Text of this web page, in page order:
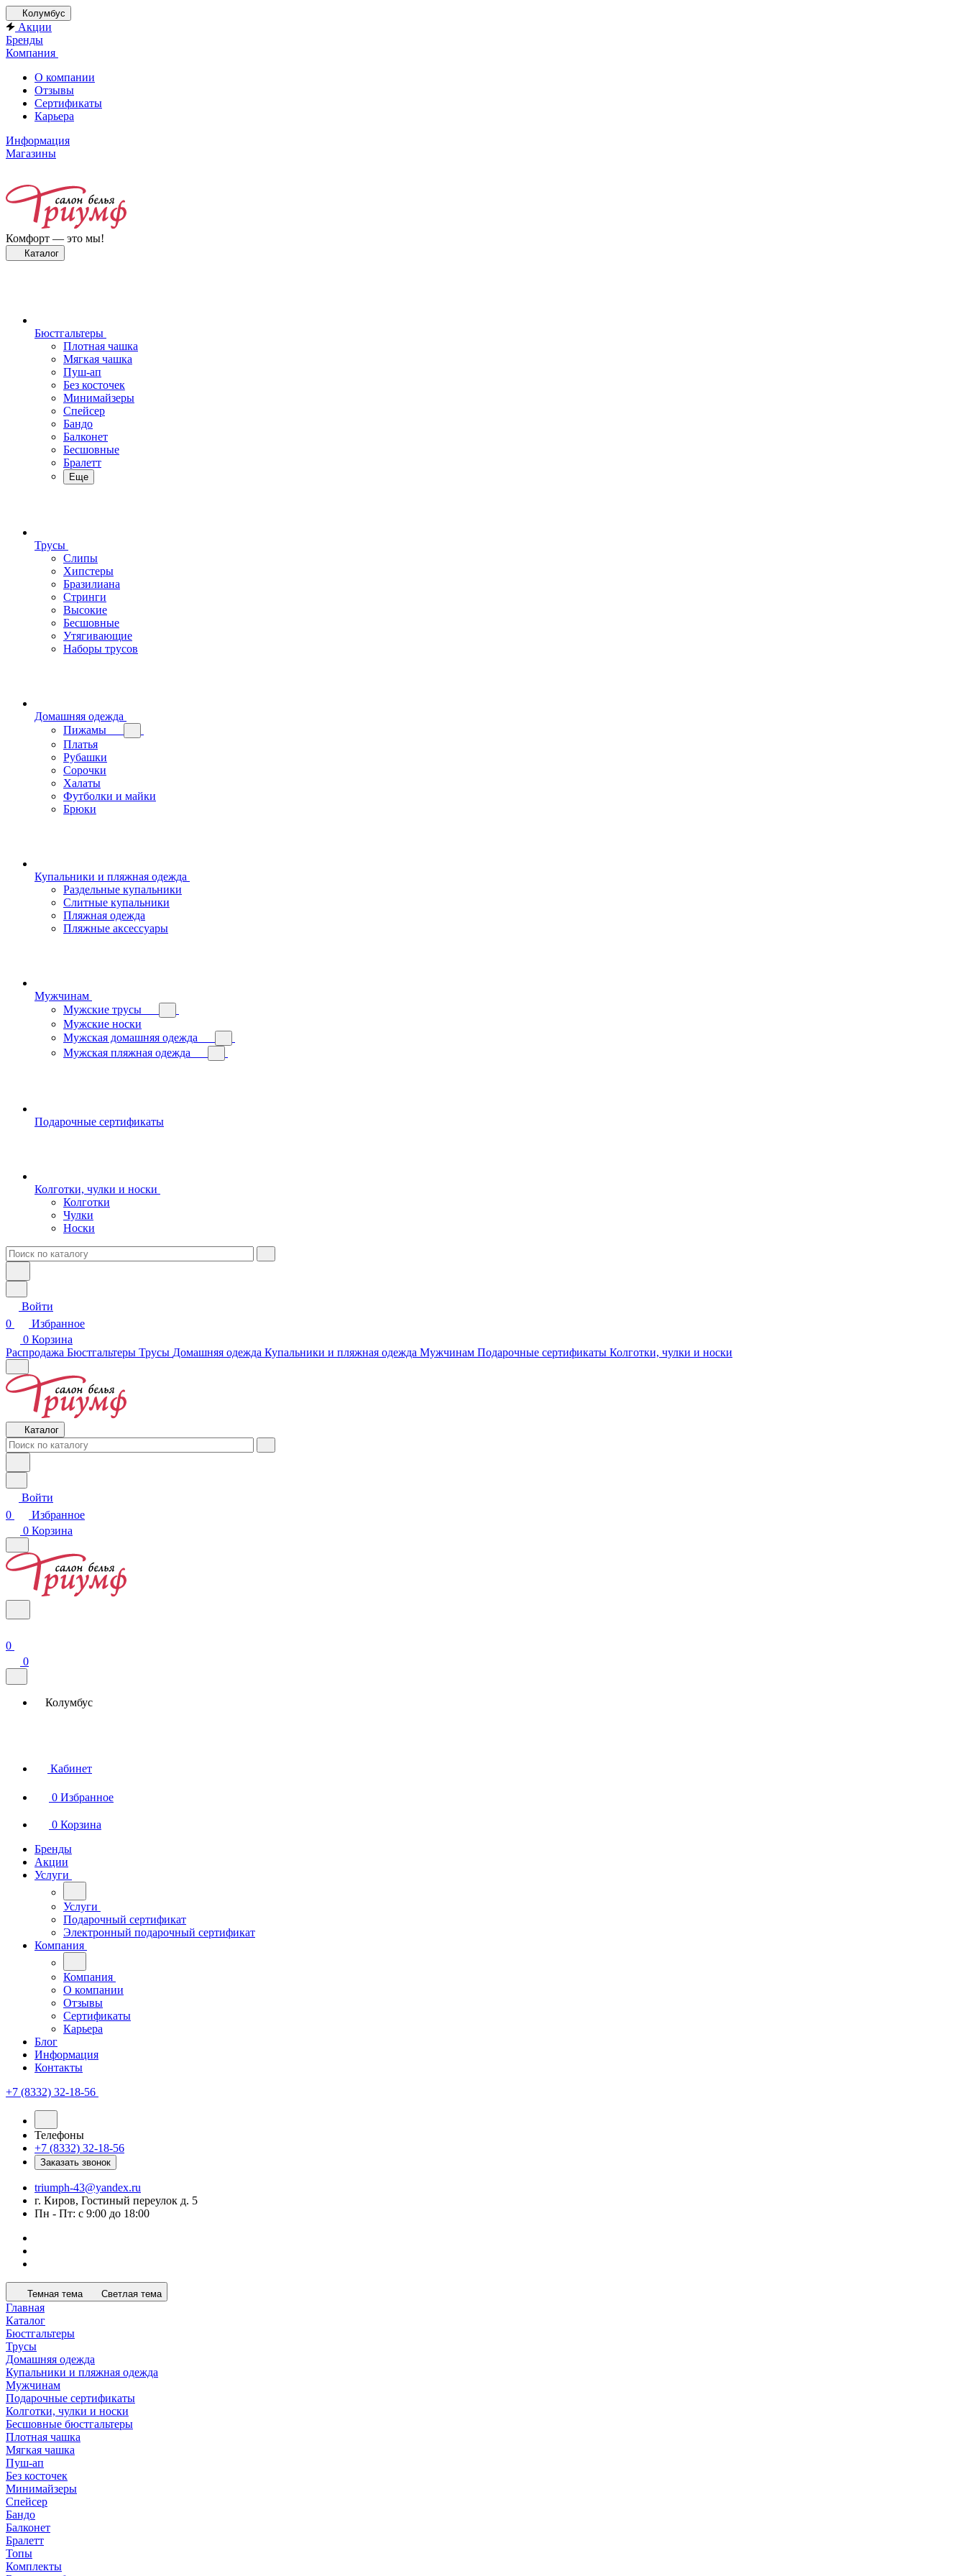
Колумбус
Акции
Бренды
Компания
О компании
Отзывы
Сертификаты
Карьера
Информация
Магазины
Комфорт — это мы!
Каталог
Бюстгальтеры
Плотная чашка
Мягкая чашка
Пуш-ап
Без косточек
Минимайзеры
Спейсер
Бандо
Балконет
Бесшовные
Бралетт
Еще
Трусы
Слипы
Хипстеры
Бразилиана
Стринги
Высокие
Бесшовные
Утягивающие
Наборы трусов
Домашняя одежда
Пижамы
Платья
Рубашки
Сорочки
Халаты
Футболки и майки
Брюки
Купальники и пляжная одежда
Раздельные купальники
Слитные купальники
Пляжная одежда
Пляжные аксессуары
Мужчинам
Мужские трусы
Мужские носки
Мужская домашняя одежда
Мужская пляжная одежда
Подарочные сертификаты
Колготки, чулки и носки
Колготки
Чулки
Носки
Войти
0
Избранное
0 Корзина
Распродажа Бюстгальтеры Трусы Домашняя одежда Купальники и пляжная одежда Мужчинам Подарочные сертификаты Колготки, чулки и носки
Каталог
Войти
0
Избранное
0 Корзина
0
0
Колумбус
Кабинет
0 Избранное
0 Корзина
Бренды
Акции
Услуги
Услуги
Подарочный сертификат
Электронный подарочный сертификат
Компания
Компания
О компании
Отзывы
Сертификаты
Карьера
Блог
Информация
Контакты
+7 (8332) 32-18-56
Телефоны
+7 (8332) 32-18-56
Заказать звонок
triumph-43@yandex.ru
г. Киров, Гостиный переулок д. 5
Пн - Пт: с 9:00 до 18:00
Темная тема Светлая тема
Главная
Каталог
Бюстгальтеры
Трусы
Домашняя одежда
Купальники и пляжная одежда
Мужчинам
Подарочные сертификаты
Колготки, чулки и носки
Бесшовные бюстгальтеры
Плотная чашка
Мягкая чашка
Пуш-ап
Без косточек
Минимайзеры
Спейсер
Бандо
Балконет
Бралетт
Топы
Комплекты